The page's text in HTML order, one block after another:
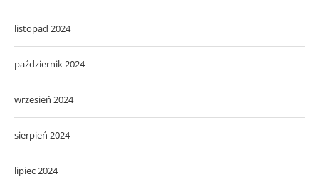
listopad 2024
październik 2024
wrzesień 2024
sierpień 2024
lipiec 2024